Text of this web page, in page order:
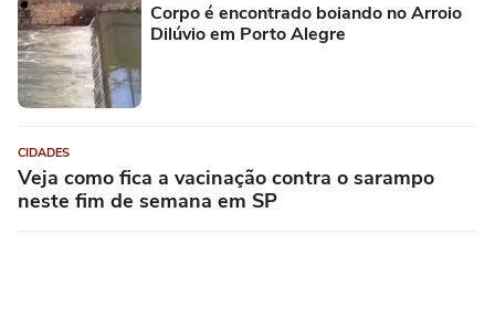
Corpo é encontrado boiando no Arroio
Dilúvio em Porto Alegre
CIDADES
Veja como fica a vacinação contra o sarampo
neste fim de semana em SP